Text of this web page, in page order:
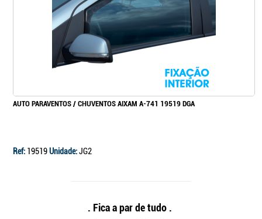
AUTO PARAVENTOS / CHUVENTOS AIXAM A-741 19519 DGA
Ref: 19519Unidade:JG2
. Fica a par de tudo .